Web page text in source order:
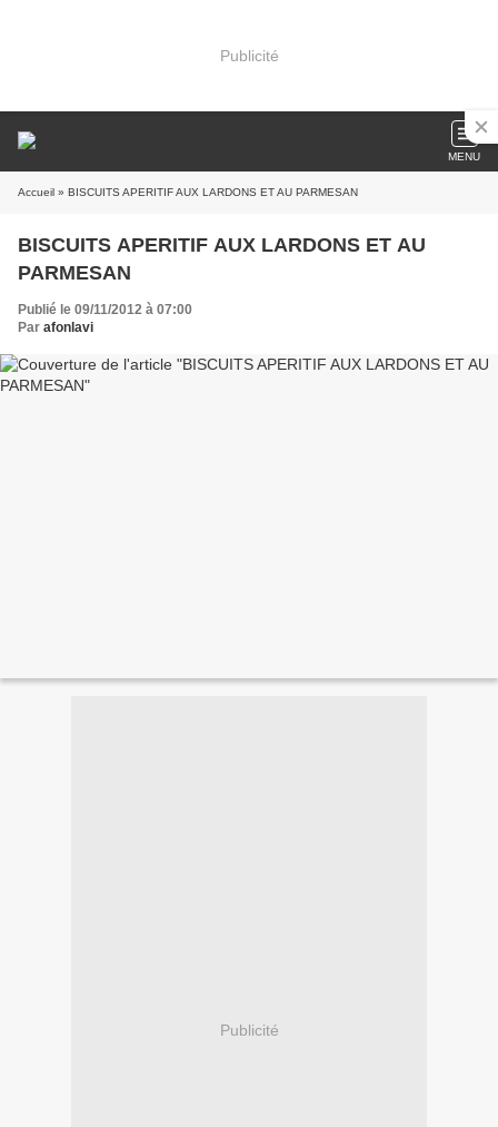
Publicité
MENU
Accueil » BISCUITS APERITIF AUX LARDONS ET AU PARMESAN
BISCUITS APERITIF AUX LARDONS ET AU
PARMESAN
Publié le 09/11/2012 à 07:00
Par afonlavi
Publicité